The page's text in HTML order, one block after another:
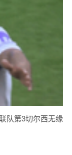
队第3切尔西无缘